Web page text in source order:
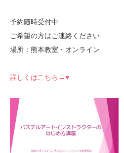
予約随時受付中
ご希望の方はご連絡ください
場所：熊本教室・オンライン
詳しくはこちら→♥